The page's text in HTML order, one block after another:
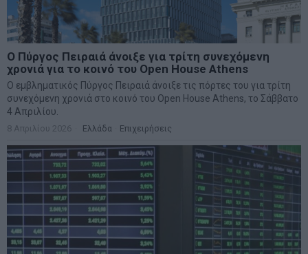
Ο Πύργος Πειραιά άνοιξε για τρίτη συνεχόμενη
χρονιά για το κοινό του Open House Athens
Ο εμβληματικός Πύργος Πειραιά άνοιξε τις πόρτες του για τρίτη
συνεχόμενη χρονιά στο κοινό του Open House Athens, το Σάββατο
4 Απριλίου.
8 Απριλίου 2026 Ελλάδα Επιχειρήσεις